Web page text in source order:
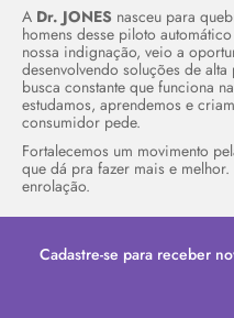
A Dr. JONES nasceu para
homens desse piloto
nossa indignação, veio a
desenvolvendo soluções de
busca constante que funciona
estudamos, aprendemos e
consumidor pede.
Fortalecemos um movimento
que dá pra fazer mais e
enrolação.
Cadastre-se para receber